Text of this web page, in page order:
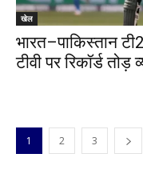
खेल
भारत–पाकिस्तान
टीवी पर रिकॉर्ड तोड़
1 2 3